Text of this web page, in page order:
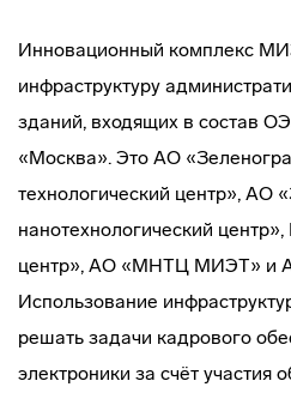
Инновационный комплекс
инфраструктуру
зданий, входящих в состав
«Москва». Это АО
технологический центр», АО
нанотехнологический
центр», АО «МНТЦ МИЭТ» и
Использование
решать задачи кадрового
электроники за счёт участия